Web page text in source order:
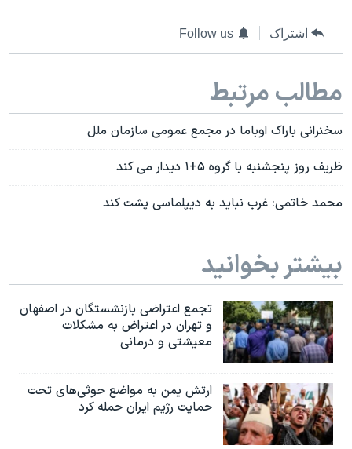
اشتراک Follow us
مطالب مرتبط
سخنرانی باراک اوباما در مجمع عمومی سازمان ملل
ظریف روز پنجشنبه با گروه ۵+۱ دیدار می کند
محمد خاتمی: غرب نباید به دیپلماسی پشت کند
بیشتر بخوانید
تجمع اعتراضی بازنشستگان در اصفهان
و تهران در اعتراض به مشکلات
معیشتی و درمانی
ارتش یمن به مواضع حوثی‌های تحت
حمایت رژیم ایران حمله کرد